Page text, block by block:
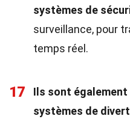
systèmes de
surveillance, pour
temps réel.
17
Ils sont
systèmes de